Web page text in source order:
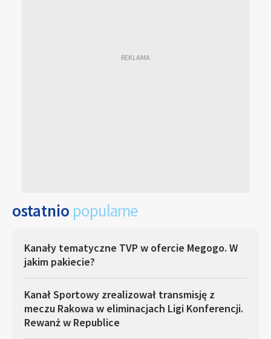
ostatnio popularne
Kanały tematyczne TVP w ofercie Megogo. W
jakim pakiecie?
Kanał Sportowy zrealizował transmisję z
meczu Rakowa w eliminacjach Ligi Konferencji.
Rewanż w Republice